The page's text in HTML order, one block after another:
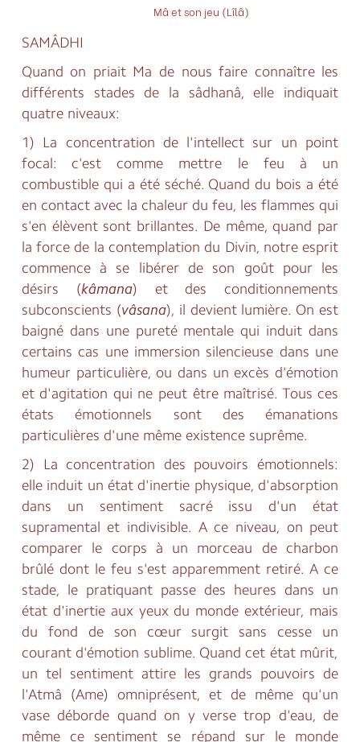
Mâ et son jeu (Lîlâ)
SAMÂDHI
Quand on priait Ma de nous faire connaître les
différents stades de la sâdhanâ, elle indiquait
quatre niveaux:
1) La concentration de l'intellect sur un point
focal: c'est comme mettre le feu à un
combustible qui a été séché. Quand du bois a été
en contact avec la chaleur du feu, les flammes qui
s'en élèvent sont brillantes. De même, quand par
la force de la contemplation du Divin, notre esprit
commence à se libérer de son goût pour les
désirs (kâmana) et des conditionnements
subconscients (vâsana), il devient lumière. On est
baigné dans une pureté mentale qui induit dans
certains cas une immersion silencieuse dans une
humeur particulière, ou dans un excès d'émotion
et d'agitation qui ne peut être maîtrisé. Tous ces
états émotionnels sont des émanations
particulières d'une même existence suprême.
2) La concentration des pouvoirs émotionnels:
elle induit un état d'inertie physique, d'absorption
dans un sentiment sacré issu d'un état
supramental et indivisible. A ce niveau, on peut
comparer le corps à un morceau de charbon
brûlé dont le feu s'est apparemment retiré. A ce
stade, le pratiquant passe des heures dans un
état d'inertie aux yeux du monde extérieur, mais
du fond de son cœur surgit sans cesse un
courant d'émotion sublime. Quand cet état mûrit,
un tel sentiment attire les grands pouvoirs de
l'Atmâ (Ame) omniprésent, et de même qu'un
vase déborde quand on y verse trop d'eau, de
même ce sentiment se répand sur le monde